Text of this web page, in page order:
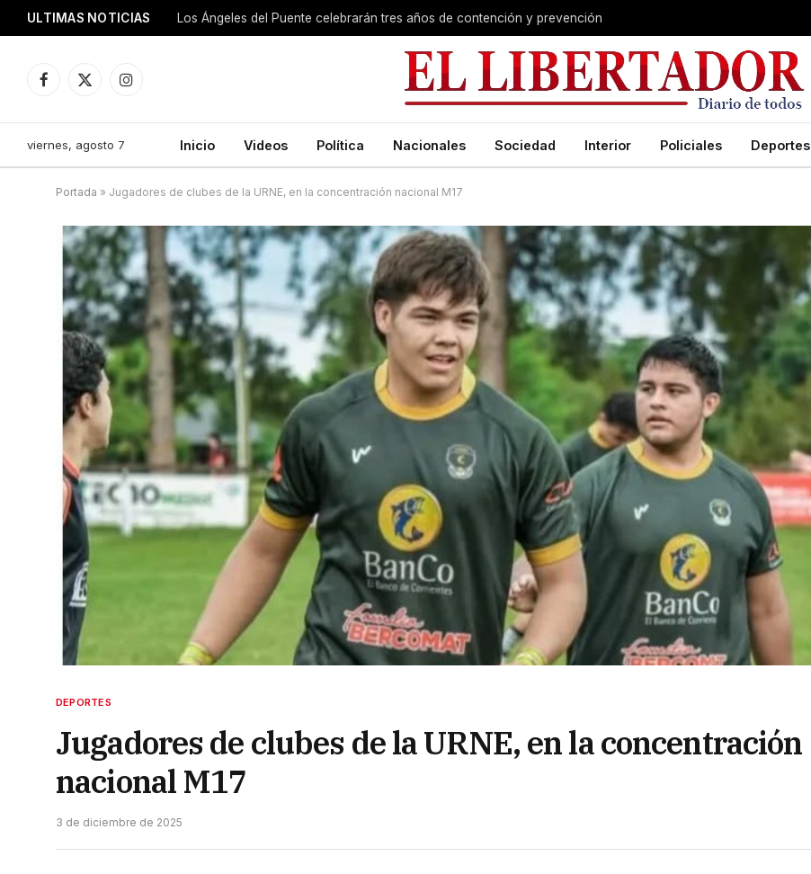
ULTIMAS NOTICIAS Los Ángeles del Puente celebrarán tres años de contención y prevención
Facebook
X
Instagram
viernes, agosto 7 Inicio Videos Política Nacionales Sociedad Interior Policiales Deportes
Portada » Jugadores de clubes de la URNE, en la concentración nacional M17
DEPORTES
Jugadores de clubes de la URNE, en la concentración
nacional M17
3 de diciembre de 2025